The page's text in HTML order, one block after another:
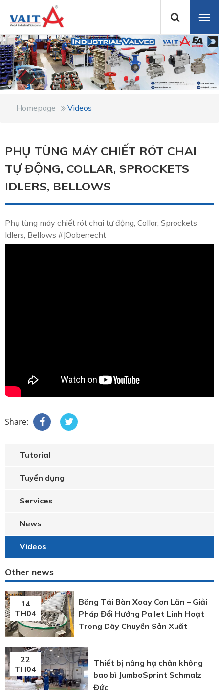
Homepage Videos
PHỤ TÙNG MÁY CHIẾT RÓT CHAI
TỰ ĐỘNG, COLLAR, SPROCKETS
IDLERS, BELLOWS
Phụ tùng máy chiết rót chai tự động, Collar, Sprockets
Idlers, Bellows #JOoberrecht
Share:
Tutorial
Tuyển dụng
Services
News
Videos
Other news
14
TH04
Băng Tải Bàn Xoay Con Lăn – Giải
Pháp Đổi Hướng Pallet Linh Hoạt
Trong Dây Chuyền Sản Xuất
22
TH04
Thiết bị nâng hạ chân không
bao bì JumboSprint Schmalz
Đức